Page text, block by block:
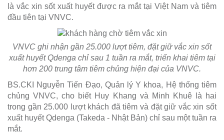
là vắc xin sốt xuất huyết được ra mắt tại Việt Nam và tiêm
đầu tiên tại VNVC.
VNVC ghi nhận gần 25.000 lượt tiêm, đặt giữ vắc xin sốt
xuất huyết Qdenga chỉ sau 1 tuần ra mắt, triển khai tiêm tại
hơn 200 trung tâm tiêm chủng hiện đại của VNVC.
BS.CKI Nguyễn Tiến Đạo, Quản lý Y khoa, Hệ thống tiêm
chủng VNVC, cho biết Huy Khang và Minh Khuê là hai
trong gần 25.000 lượt khách đã tiêm và đặt giữ vắc xin sốt
xuất huyết Qdenga (Takeda - Nhật Bản) chỉ sau một tuần ra
mắt.